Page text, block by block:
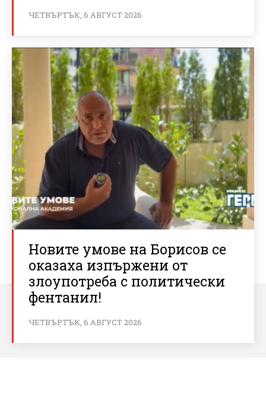
ЧЕТВЪРТЪК, 6 АВГУСТ 2026
Новите умове на Борисов се
оказаха изпържени от
злоупотреба с политически
фентанил!
ЧЕТВЪРТЪК, 6 АВГУСТ 2026